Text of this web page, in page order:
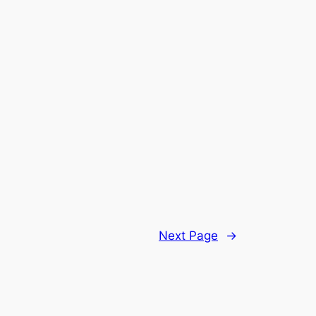
Next Page →